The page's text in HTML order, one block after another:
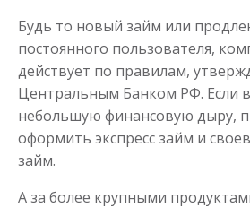
Будь то новый займ или
постоянного пользователя,
действует по правилам,
Центральным Банком РФ. Если
небольшую финансовую дыру,
оформить экспресс займ и
займ.
А за более крупными